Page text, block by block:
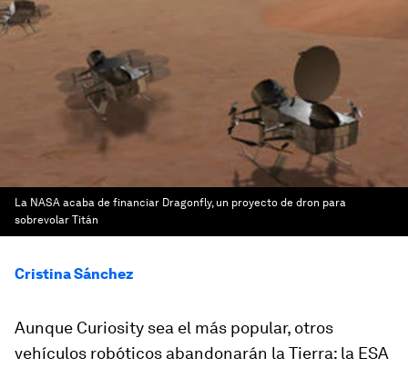
La NASA acaba de financiar Dragonfly, un proyecto de dron para
sobrevolar Titán
Cristina Sánchez
Aunque Curiosity sea el más popular, otros
vehículos robóticos abandonarán la Tierra: la ESA